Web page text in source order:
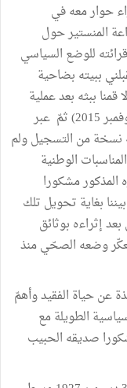
إجراء حوار معه في
المنستير حول
وعودته للنشاط السياسي بعد 2011 وقرائته للوضع السياسي
ببيته بضاحية
ببثه بعد عملية
الإخراج على امتداد 04 حلقات (بين 08 و 29 نوفمبر 2015) ثمّ عبر
نسخة من التسجيل ولم
الوطنية
المذكور مشكورا
بغاية تحويل تلك
إثراءه بوثائق
وضعه الصحّي منذ
عن حياة الفقيد وأهمّ
الطويلة مع
صديقه الحبيب